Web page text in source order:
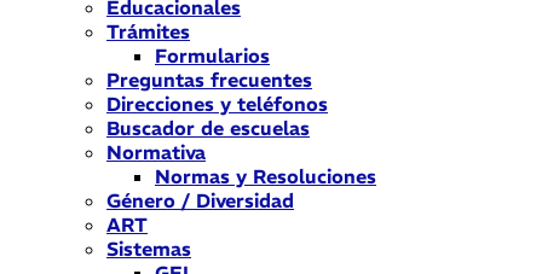
Educacionales
Trámites
Formularios
Preguntas frecuentes
Direcciones y teléfonos
Buscador de escuelas
Normativa
Normas y Resoluciones
Género / Diversidad
ART
Sistemas